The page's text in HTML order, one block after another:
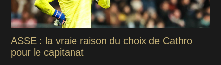
ASSE : la vraie raison du choix de Cathro
pour le capitanat